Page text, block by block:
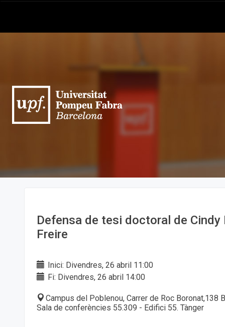
Defensa de tesi doctoral de Cindy
Freire
Inici: Divendres, 26 abril 11:00
Fi: Divendres, 26 abril 14:00
Campus del Poblenou, Carrer de Roc Boronat,138
Sala de conferències 55.309 - Edifici 55. Tànger